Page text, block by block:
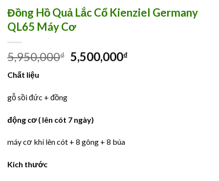
Đồng Hồ Quả Lắc Cổ Kienziel Germany
QL65 Máy Cơ
5,950,000₫ 5,500,000₫
Chất liệu
gỗ sồi đức + đồng
động cơ ( lên cót 7 ngày)
máy cơ khí lên cót + 8 gông + 8 búa
Kich thước